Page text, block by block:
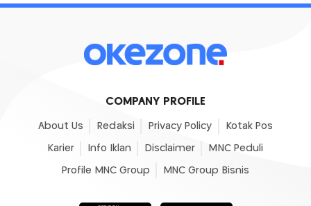
COMPANY PROFILE
About Us Redaksi Privacy Policy Kotak Pos
Karier Info Iklan Disclaimer MNC Peduli
Profile MNC Group MNC Group Bisnis